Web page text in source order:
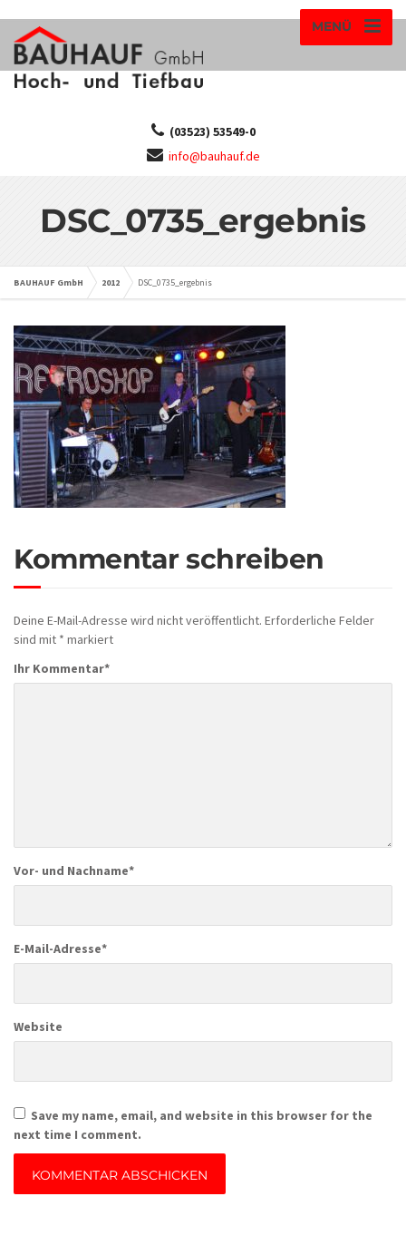
MENÜ
(03523) 53549-0
info@bauhauf.de
DSC_0735_ergebnis
BAUHAUF GmbH 2012 DSC_0735_ergebnis
Kommentar schreiben
Deine E-Mail-Adresse wird nicht veröffentlicht. Erforderliche Felder
sind mit * markiert
Ihr Kommentar*
Vor- und Nachname*
E-Mail-Adresse*
Website
Save my name, email, and website in this browser for the
next time I comment.